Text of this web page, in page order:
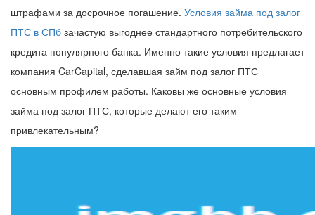
штрафами за досрочное погашение. Условия займа под залог
ПТС в СПб зачастую выгоднее стандартного потребительского
кредита популярного банка. Именно такие условия предлагает
компания CarCapital, сделавшая займ под залог ПТС
основным профилем работы. Каковы же основные условия
займа под залог ПТС, которые делают его таким
привлекательным?